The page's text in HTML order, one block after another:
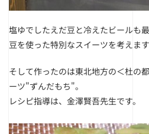
塩ゆでしたえだ豆と冷えたビールも
豆を使った特別なスイーツを考えます
そして作ったのは東北地方の＜杜の
ーツ"ずんだもち"。
レシピ指導は、金澤賢吾先生です。